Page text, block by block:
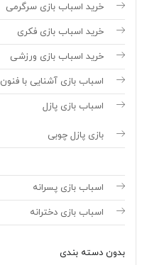
خرید اسباب بازی سرگرمی
خرید اسباب بازی فکری
خرید اسباب بازی ورزشی
اسباب بازی آشنایی با فنون
اسباب بازی پازل
بازی پازل چوبی
اسباب بازی پسرانه
اسباب بازی دخترانه
بدون دسته بندی